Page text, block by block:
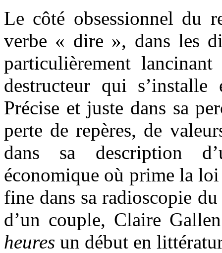
Le côté obsessionnel du
verbe « dire », dans les
particulièrement
destructeur qui
Précise et juste dans sa
perte de repères, de
dans sa description
économique où prime la
fine dans sa radioscopie
d’un couple, Claire
heures un début en